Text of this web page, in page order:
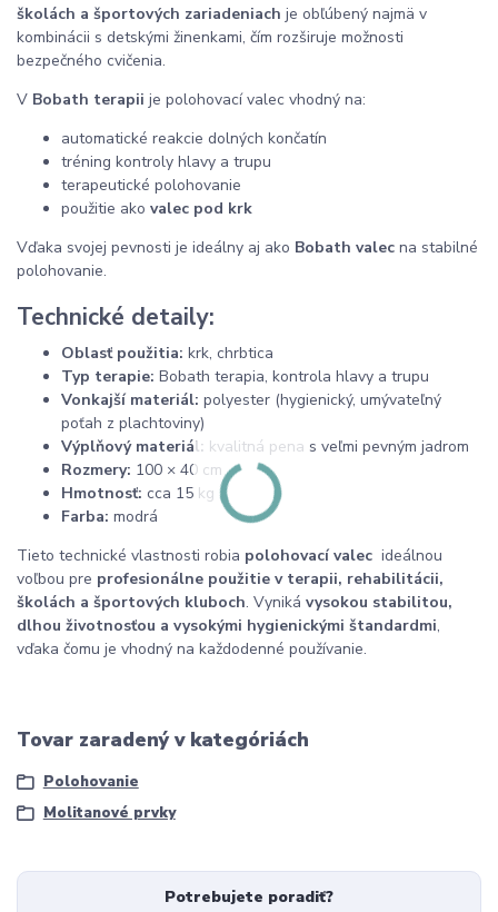
školách a športových zariadeniach je obľúbený najmä v
kombinácii s detskými žinenkami, čím rozširuje možnosti
bezpečného cvičenia.
V Bobath terapii je polohovací valec vhodný na:
automatické reakcie dolných končatín
tréning kontroly hlavy a trupu
terapeutické polohovanie
použitie ako valec pod krk
Vďaka svojej pevnosti je ideálny aj ako Bobath valec na stabilné
polohovanie.
Technické detaily:
Oblasť použitia: krk, chrbtica
Typ terapie: Bobath terapia, kontrola hlavy a trupu
Vonkajší materiál: polyester (hygienický, umývateľný
poťah z plachtoviny)
Výplňový materiál: kvalitná pena s veľmi pevným jadrom
Rozmery: 100 × 40 cm
Hmotnosť: cca 15 kg
Farba: modrá
Tieto technické vlastnosti robia polohovací valec ideálnou
voľbou pre profesionálne použitie v terapii, rehabilitácii,
školách a športových kluboch. Vyniká vysokou stabilitou,
dlhou životnosťou a vysokými hygienickými štandardmi,
vďaka čomu je vhodný na každodenné používanie.
Tovar zaradený v kategóriách
Polohovanie
Molitanové prvky
Potrebujete poradiť?